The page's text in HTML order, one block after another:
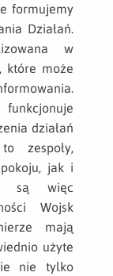
formujemy
Działań.
w
które może
działań
zespoły,
jak i
są więc
Wojsk
mają
użyte
nie tylko